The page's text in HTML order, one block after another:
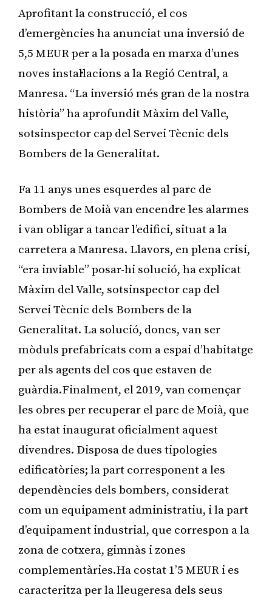
Aprofitant la construcció, el cos
d’emergències ha anunciat una inversió de
5,5 MEUR per a la posada en marxa d’unes
noves instal·lacions a la Regió Central, a
Manresa. “La inversió més gran de la nostra
història” ha aprofundit Màxim del Valle,
sotsinspector cap del Servei Tècnic dels
Bombers de la Generalitat.
Fa 11 anys unes esquerdes al parc de
Bombers de Moià van encendre les alarmes
i van obligar a tancar l’edifici, situat a la
carretera a Manresa. Llavors, en plena crisi,
“era inviable” posar-hi solució, ha explicat
Màxim del Valle, sotsinspector cap del
Servei Tècnic dels Bombers de la
Generalitat. La solució, doncs, van ser
mòduls prefabricats com a espai d’habitatge
per als agents del cos que estaven de
guàrdia.Finalment, el 2019, van començar
les obres per recuperar el parc de Moià, que
ha estat inaugurat oficialment aquest
divendres. Disposa de dues tipologies
edificatòries; la part corresponent a les
dependències dels bombers, considerat
com un equipament administratiu, i la part
d’equipament industrial, que correspon a la
zona de cotxera, gimnàs i zones
complementàries.Ha costat 1’5 MEUR i es
caracteritza per la lleugeresa dels seus